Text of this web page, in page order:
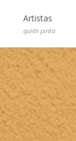
Artistas
quién pinta